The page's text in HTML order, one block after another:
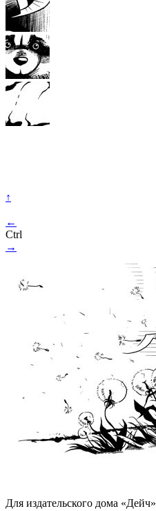
↑
←
Ctrl
→
Для издательского дома «Дейч»